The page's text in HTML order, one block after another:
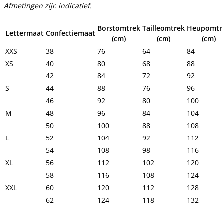
Afmetingen zijn indicatief.
Lettermaat Confectiemaat
Borstomtrek
(cm)
Tailleomtrek
(cm)
(cm)
XXS
38 76 64
84
XS
40 80 68
88
42
84 72
92
S
44 88 76
96
46
92 80
100
M
48 96 84
104
50
100 88
108
L
52 104 92
112
54
108 98
116
XL
56 112 102
120
58
116 108
124
XXL
60 120 112
128
62
124 118
132